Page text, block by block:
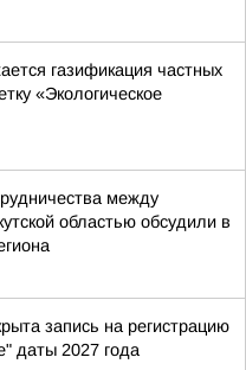
газификация частных
«Экологическое
между
областью обсудили в
запись на регистрацию
даты 2027 года